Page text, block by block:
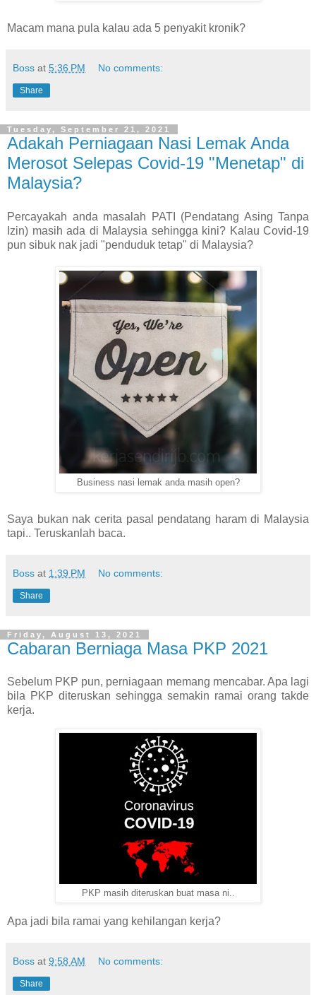
Macam mana pula kalau ada 5 penyakit kronik?
Boss at 5:36 PM No comments:
Share
Tuesday, September 21, 2021
Adakah Perniagaan Nasi Lemak Anda
Merosot Selepas Covid-19 "Menetap" di
Malaysia?
Percayakah anda masalah PATI (Pendatang Asing Tanpa
Izin) masih ada di Malaysia sehingga kini? Kalau Covid-19
pun sibuk nak jadi "penduduk tetap" di Malaysia?
Business nasi lemak anda masih open?
Saya bukan nak cerita pasal pendatang haram di Malaysia
tapi.. Teruskanlah baca.
Boss at 1:39 PM No comments:
Share
Friday, August 13, 2021
Cabaran Berniaga Masa PKP 2021
Sebelum PKP pun, perniagaan memang mencabar. Apa lagi
bila PKP diteruskan sehingga semakin ramai orang takde
kerja.
PKP masih diteruskan buat masa ni..
Apa jadi bila ramai yang kehilangan kerja?
Boss at 9:58 AM No comments:
Share